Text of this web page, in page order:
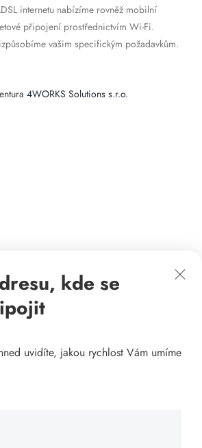
internetu nabízíme rovněž mobilní
připojení prostřednictvím Wi-Fi.
vašim specifickým požadavkům.
4WORKS Solutions s.r.o.
kde se
uvidíte, jakou rychlost Vám umíme